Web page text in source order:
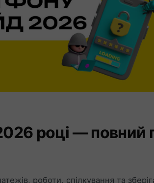
році — повний
роботи, спілкування та